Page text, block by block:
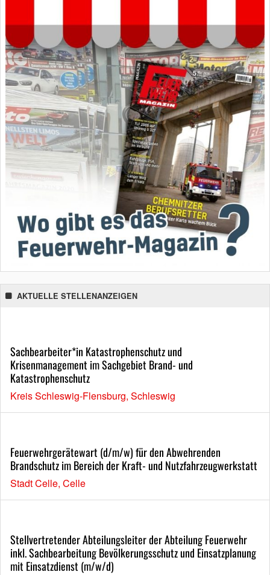
AKTUELLE STELLENANZEIGEN
Sachbearbeiter*in Katastrophenschutz und
Krisenmanagement im Sachgebiet Brand- und
Katastrophenschutz
Kreis Schleswig-Flensburg, Schleswig
Feuerwehrgerätewart (d/m/w) für den Abwehrenden
Brandschutz im Bereich der Kraft- und Nutzfahrzeugwerkstatt
Stadt Celle, Celle
Stellvertretender Abteilungsleiter der Abteilung Feuerwehr
inkl. Sachbearbeitung Bevölkerungsschutz und Einsatzplanung
mit Einsatzdienst (m/w/d)